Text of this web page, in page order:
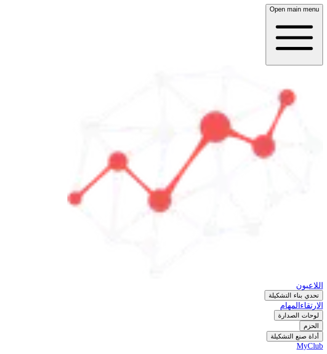
Open main menu
اللاعبون
تحدي بناء التشكيلة
الارتقاء المهام
لوحات الصدارة
الحزم
أداة صنع التشكيلة
MyClub